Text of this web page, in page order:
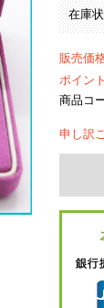
在庫
販売価
ポイント
商品コ
申し訳